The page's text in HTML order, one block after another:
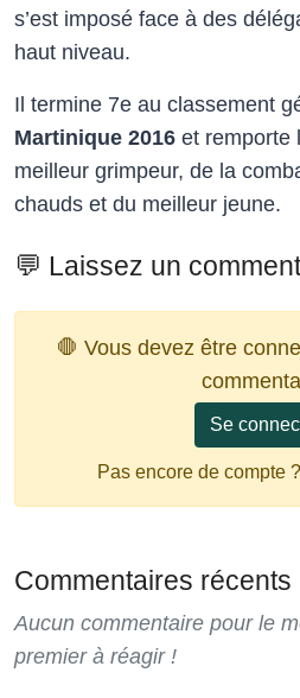
s’est imposé face à des
haut niveau.
Il termine 7e au classement
Martinique 2016 et remporte
meilleur grimpeur, de la
chauds et du meilleur jeune.
💬 Laissez un
🛑 Vous devez être
Se
Pas encore de compte ?
Commentaires récents
Aucun commentaire pour le
premier à réagir !